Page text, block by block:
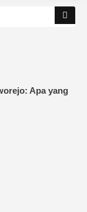
Apa yang